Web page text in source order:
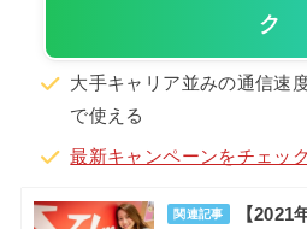
ク
大手キャリア並みの通信速
で使える
最新キャンペーンをチェック
関連記事
【2021